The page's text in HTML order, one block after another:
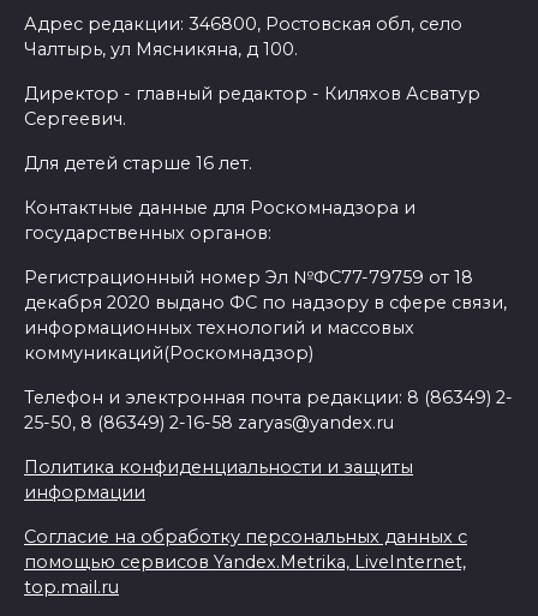
Адрес редакции: 346800, Ростовская обл, село
Чалтырь, ул Мясникяна, д 100.
Директор - главный редактор - Киляхов Асватур
Сергеевич.
Для детей старше 16 лет.
Контактные данные для Роскомнадзора и
государственных органов:
Регистрационный номер Эл №ФС77-79759 от 18
декабря 2020 выдано ФС по надзору в сфере связи,
информационных технологий и массовых
коммуникаций(Роскомнадзор)
Телефон и электронная почта редакции: 8 (86349) 2-
25-50, 8 (86349) 2-16-58 zaryas@yandex.ru
Политика конфиденциальности и защиты
информации
Согласие на обработку персональных данных с
помощью сервисов Yandex.Metrika, LiveInternet,
top.mail.ru